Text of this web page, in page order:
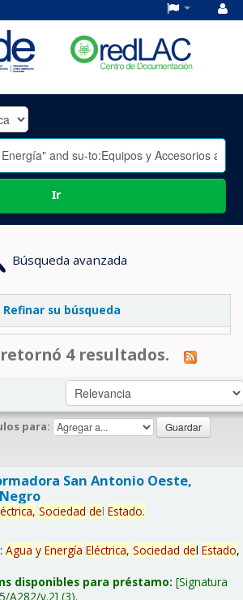
Ir
Búsqueda avanzada
Refinar su búsqueda
4 resultados.
para:
San Antonio Oeste,
Sociedad del Estado.
Agua y Energía Eléctrica, Sociedad del Estado,
disponibles para préstamo: Signatura
A282/v.2 (3).